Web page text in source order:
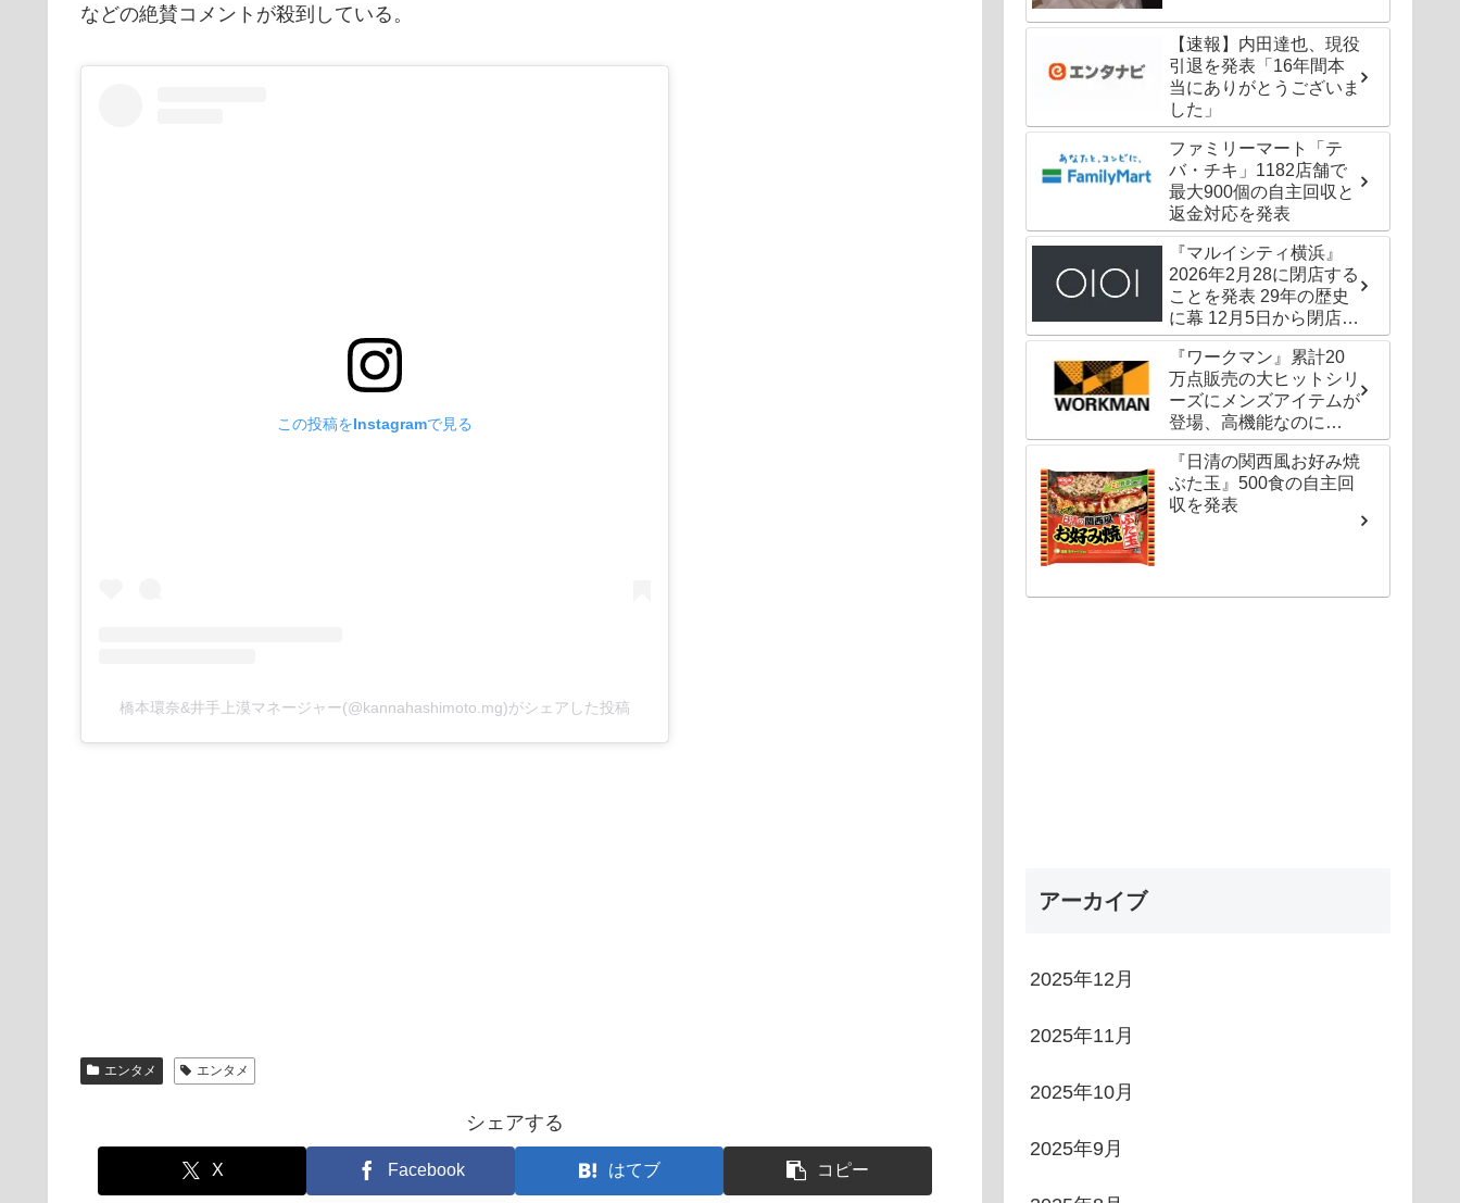
などの絶賛コメントが殺到している。
この投稿をInstagramで見る
橋本環奈&井手上漠マネージャー(@kannahashimoto.mg)がシェアした投稿
エンタメ エンタメ
シェアする
X Facebook はてブ コピー
【速報】内田達也、現役
引退を発表「16年間本
当にありがとうございま
した」
ファミリーマート「テ
バ・チキ」1182店舗で
最大900個の自主回収と
返金対応を発表
『マルイシティ横浜』
2026年2月28に閉店する
ことを発表 29年の歴史
に幕 12月5日から閉店セ
ールも
『ワークマン』累計20
万点販売の大ヒットシリ
ーズにメンズアイテムが
登場、高機能なのに
1000円以下〜の圧倒的
コスパ
『日清の関西風お好み焼
ぶた玉』500食の自主回
収を発表
アーカイブ
2025年12月
2025年11月
2025年10月
2025年9月